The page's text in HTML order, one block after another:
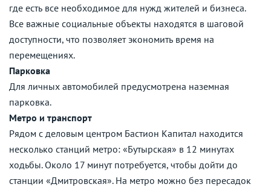
где есть все необходимое для нужд жителей и бизнеса.
Все важные социальные объекты находятся в шаговой
доступности, что позволяет экономить время на
перемещениях.
Парковка
Для личных автомобилей предусмотрена наземная
парковка.
Метро и транспорт
Рядом с деловым центром Бастион Капитал находится
несколько станций метро: «Бутырская» в 12 минутах
ходьбы. Около 17 минут потребуется, чтобы дойти до
станции «Дмитровская». На метро можно без пересадок